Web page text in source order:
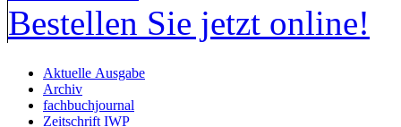
Bestellen Sie jetzt online!
Aktuelle Ausgabe
Archiv
fachbuchjournal
Zeitschrift IWP